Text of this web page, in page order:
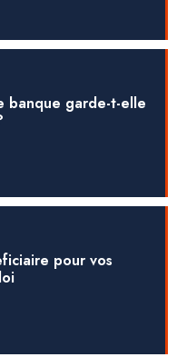
banque garde-t-elle
pour vos